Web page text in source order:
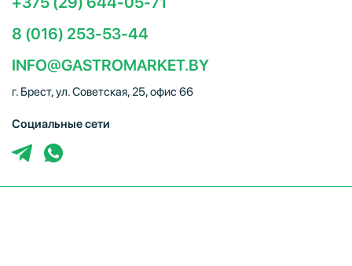
8 (016) 253-53-44
INFO@GASTROMARKET.BY
г. Брест, ул. Советская, 25, офис 66
Социальные сети